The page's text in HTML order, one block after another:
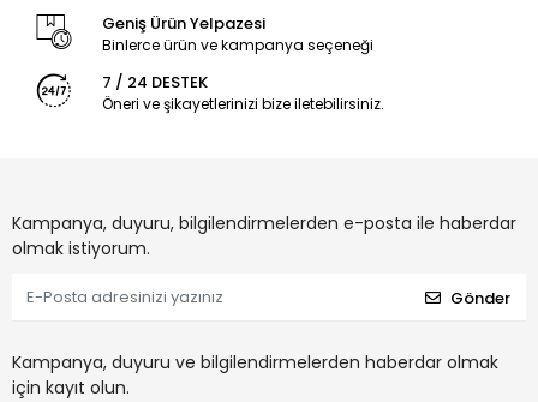
Geniş Ürün Yelpazesi
Binlerce ürün ve kampanya seçeneği
7 / 24 DESTEK
Öneri ve şikayetlerinizi bize iletebilirsiniz.
Kampanya, duyuru, bilgilendirmelerden e-posta ile haberdar
olmak istiyorum.
Gönder
Kampanya, duyuru ve bilgilendirmelerden haberdar olmak
için kayıt olun.